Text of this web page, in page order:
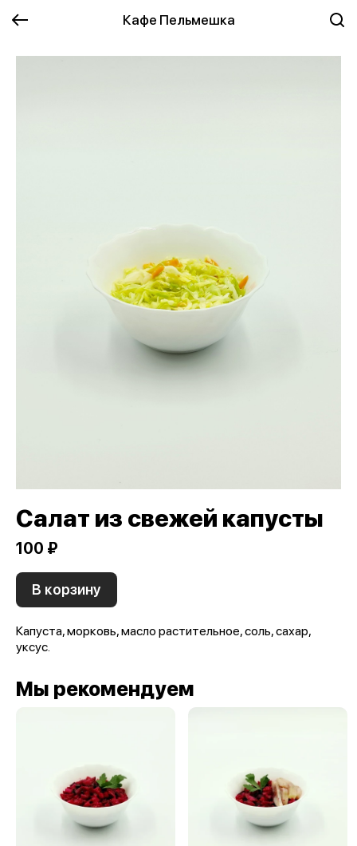
Кафе Пельмешка
Салат из свежей капусты
100 ₽
В корзину
Капуста, морковь, масло растительное, соль, сахар,
уксус.
Мы рекомендуем